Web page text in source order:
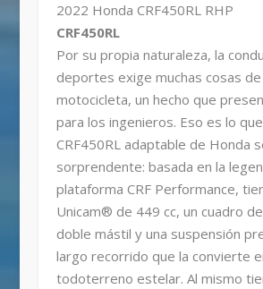
2022 Honda CRF450RL RHP
CRF450RL
Por su propia naturaleza, la
deportes exige muchas cosas de
motocicleta, un hecho que
para los ingenieros. Eso es lo
CRF450RL adaptable de Honda
sorprendente: basada en la
plataforma CRF Performance,
Unicam® de 449 cc, un cuadro
doble mástil y una suspensión
largo recorrido que la convierte
todoterreno estelar. Al mismo